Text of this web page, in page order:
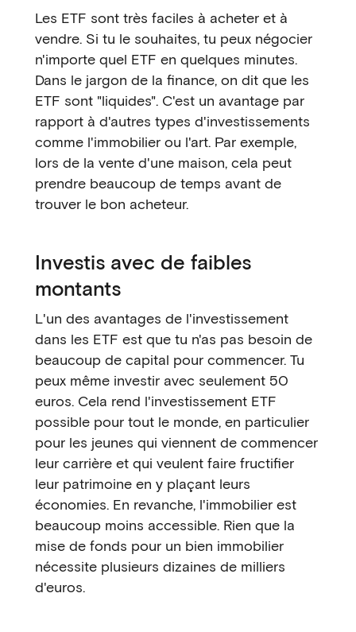
Les ETF sont très faciles à acheter et à
vendre. Si tu le souhaites, tu peux négocier
n'importe quel ETF en quelques minutes.
Dans le jargon de la finance, on dit que les
ETF sont "liquides". C'est un avantage par
rapport à d'autres types d'investissements
comme l'immobilier ou l'art. Par exemple,
lors de la vente d'une maison, cela peut
prendre beaucoup de temps avant de
trouver le bon acheteur.
Investis avec de faibles
montants
L'un des avantages de l'investissement
dans les ETF est que tu n'as pas besoin de
beaucoup de capital pour commencer. Tu
peux même investir avec seulement 50
euros. Cela rend l'investissement ETF
possible pour tout le monde, en particulier
pour les jeunes qui viennent de commencer
leur carrière et qui veulent faire fructifier
leur patrimoine en y plaçant leurs
économies. En revanche, l'immobilier est
beaucoup moins accessible. Rien que la
mise de fonds pour un bien immobilier
nécessite plusieurs dizaines de milliers
d'euros.